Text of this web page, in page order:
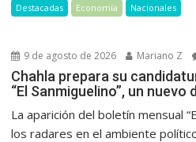
Destacadas Economía Nacionales
9 de agosto de 2026 Mariano Z
Chahla prepara su
“El Sanmiguelino”, un
La aparición del boletín mensual
los radares en el ambiente